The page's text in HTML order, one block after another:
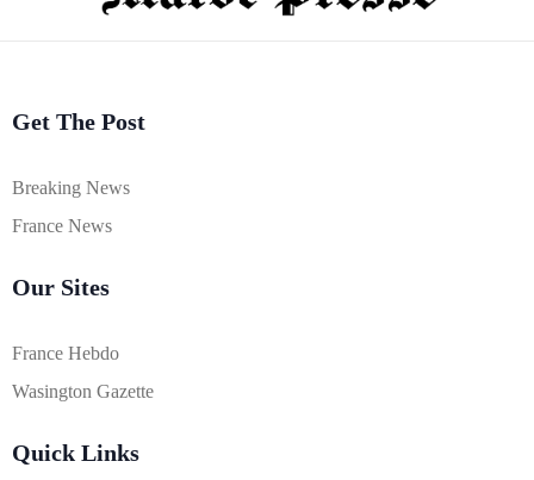
Get The Post
Breaking News
France News
Our Sites
France Hebdo
Wasington Gazette
Quick Links